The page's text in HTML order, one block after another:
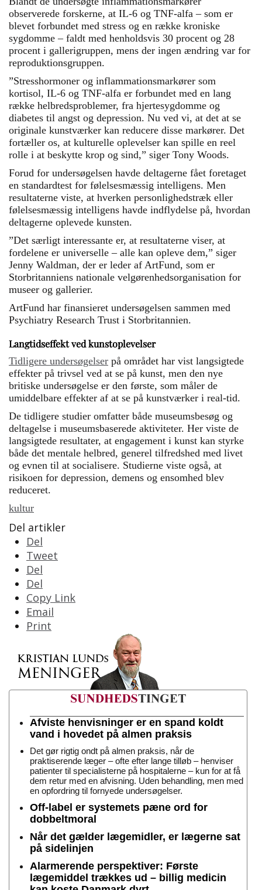
observerede forskerne, at IL-6 og TNF-alfa – som er
blevet forbundet med stress og en række kroniske
sygdomme – faldt med henholdsvis 30 procent og 28
procent i gallerigruppen, mens der ingen ændring var for
reproduktionsgruppen.
”Stresshormoner og inflammationsmarkører som
kortisol, IL-6 og TNF-alfa er forbundet med en lang
række helbredsproblemer, fra hjertesygdomme og
diabetes til angst og depression. Nu ved vi, at det at se
originale kunstværker kan reducere disse markører. Det
fortæller os, at kulturelle oplevelser kan spille en reel
rolle i at beskytte krop og sind,” siger Tony Woods.
Forud for undersøgelsen havde deltagerne fået foretaget
en standardtest for følelsesmæssig intelligens. Men
resultaterne viste, at hverken personlighedstræk eller
følelsesmæssig intelligens havde indflydelse på, hvordan
deltagerne oplevede kunsten.
”Det særligt interessante er, at resultaterne viser, at
fordelene er universelle – alle kan opleve dem,” siger
Jenny Waldman, der er leder af ArtFund, som er
Storbritanniens nationale velgørenhedsorganisation for
museer og gallerier.
ArtFund har finansieret undersøgelsen sammen med
Psychiatry Research Trust i Storbritannien.
Langtidseffekt ved kunstoplevelser
Tidligere undersøgelser på området har vist langsigtede
effekter på trivsel ved at se på kunst, men den nye
britiske undersøgelse er den første, som måler de
umiddelbare effekter af at se på kunstværker i real-tid.
De tidligere studier omfatter både museumsbesøg og
deltagelse i museumsbaserede aktiviteter. Her viste de
langsigtede resultater, at engagement i kunst kan styrke
både det mentale helbred, generel tilfredshed med livet
og evnen til at socialisere. Studierne viste også, at
risikoen for depression, demens og ensomhed blev
reduceret.
kultur
Del artikler
Del
Tweet
Del
Del
Copy Link
Email
Print
Afviste henvisninger er en spand koldt
vand i hovedet på almen praksis
Det gør rigtig ondt på almen praksis, når de
praktiserende læger – ofte efter lange tilløb – henviser
patienter til specialisterne på hospitalerne – kun for at få
dem retur med en afvisning. Uden behandling, men med
en opfordring til fornyede undersøgelser.
Off-label er systemets pæne ord for
dobbeltmoral
Når det gælder lægemidler, er lægerne sat
på sidelinjen
Alarmerende perspektiver: Første
lægemiddel trækkes ud – billig medicin